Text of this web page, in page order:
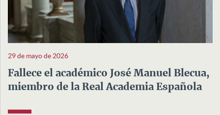
29 de mayo de 2026
Fallece el académico José Manuel Blecua,
miembro de la Real Academia Española